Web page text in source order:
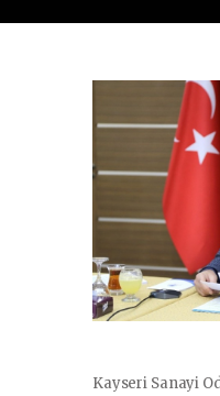
Kayseri Sanayi